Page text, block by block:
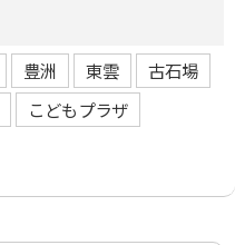
豊洲 東雲
古石場
こどもプラザ